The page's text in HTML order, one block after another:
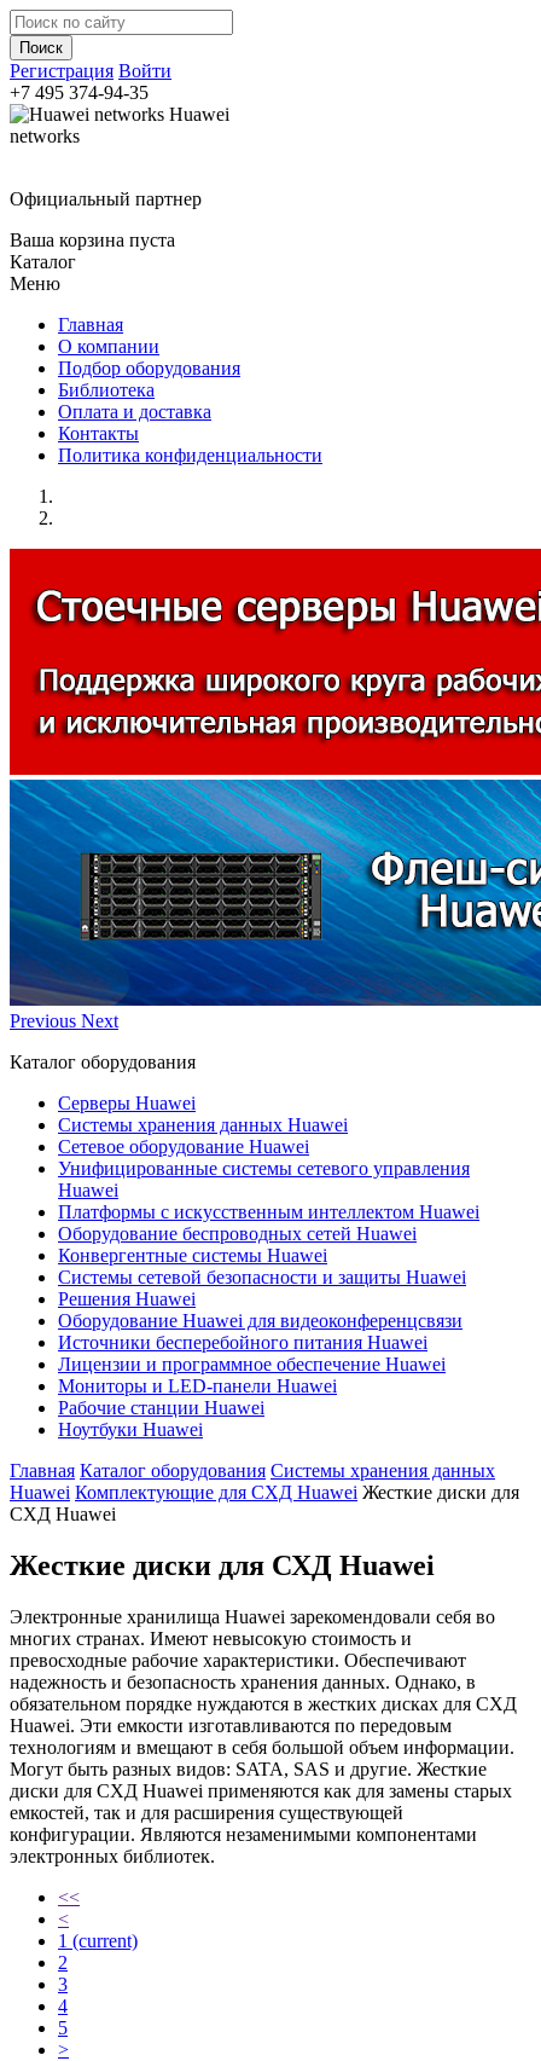
Регистрация Войти
+7 495 374-94-35
Huawei
networks
Официальный партнер
Ваша корзина пуста
Каталог
Меню
Главная
О компании
Подбор оборудования
Библиотека
Оплата и доставка
Контакты
Политика конфиденциальности
Previous Next
Каталог оборудования
Серверы Huawei
Системы хранения данных Huawei
Сетевое оборудование Huawei
Унифицированные системы сетевого управления
Huawei
Платформы с искусственным интеллектом Huawei
Оборудование беспроводных сетей Huawei
Конвергентные системы Huawei
Системы сетевой безопасности и защиты Huawei
Решения Huawei
Оборудование Huawei для видеоконференцсвязи
Источники бесперебойного питания Huawei
Лицензии и программное обеспечение Huawei
Мониторы и LED-панели Huawei
Рабочие станции Huawei
Ноутбуки Huawei
Главная Каталог оборудования Системы хранения данных
Huawei Комплектующие для СХД Huawei Жесткие диски для
СХД Huawei
Жесткие диски для СХД Huawei
Электронные хранилища Huawei зарекомендовали себя во
многих странах. Имеют невысокую стоимость и
превосходные рабочие характеристики. Обеспечивают
надежность и безопасность хранения данных. Однако, в
обязательном порядке нуждаются в жестких дисках для СХД
Huawei. Эти емкости изготавливаются по передовым
технологиям и вмещают в себя большой объем информации.
Могут быть разных видов: SATA, SAS и другие. Жесткие
диски для СХД Huawei применяются как для замены старых
емкостей, так и для расширения существующей
конфигурации. Являются незаменимыми компонентами
электронных библиотек.
<<
<
1 (current)
2
3
4
5
>